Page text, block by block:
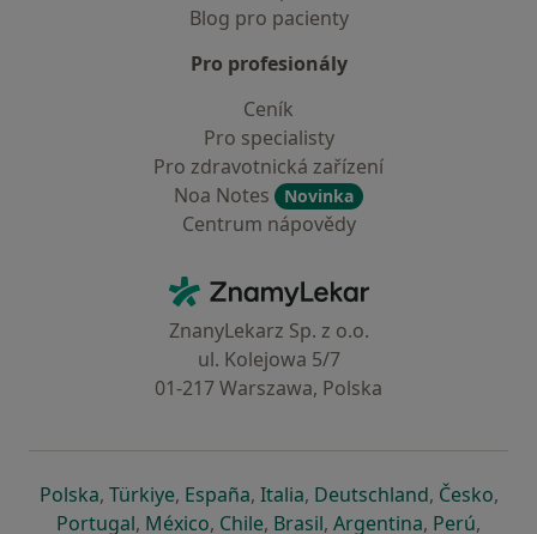
Blog pro pacienty
Pro profesionály
Ceník
Pro specialisty
Pro zdravotnická zařízení
Noa Notes
Novinka
Centrum nápovědy
ZnamyLekar - Hlavní stránka
ZnanyLekarz Sp. z o.o.
ul. Kolejowa 5/7
01-217 Warszawa, Polska
Polskase otevře v nové záložce
, Türkiyese otevře v nové záložce
, Españase otevře v nové záložce
, Italiase otevře v nové záložce
, Deutschlandse otevře v
, Českose
,
Portugalse otevře v nové záložce
, Méxicose otevře v nové záložce
, Chilese otevře v nové záložce
, Brasilse otevře v nové
, Argentinase otevře v
, Perúse
,